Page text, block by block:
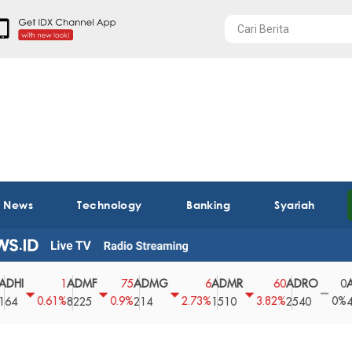
Technology Banking Syariah
0.61%
ADMF
8225
75
0.9%
ADMG
214
2.73%
ADMR
1510
60
3.82%
ADRO
2540
0
0%
AEGS